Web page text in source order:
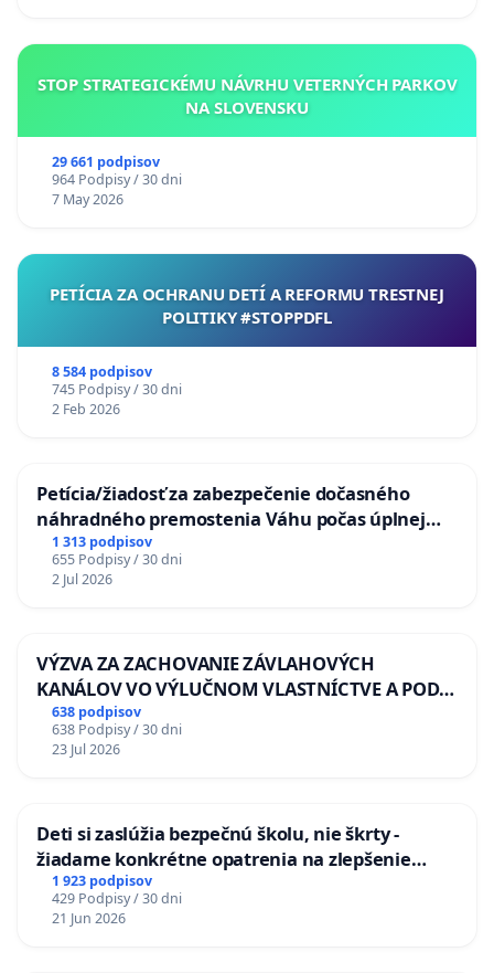
STOP STRATEGICKÉMU NÁVRHU VETERNÝCH PARKOV
NA SLOVENSKU
29 661 podpisov
964 Podpisy / 30 dni
7 May 2026
PETÍCIA ZA OCHRANU DETÍ A REFORMU TRESTNEJ
POLITIKY #STOPPDFL
8 584 podpisov
745 Podpisy / 30 dni
2 Feb 2026
Petícia/žiadosť za zabezpečenie dočasného
náhradného premostenia Váhu počas úplnej
uzávery Vážskeho mosta v Komárne
1 313 podpisov
655 Podpisy / 30 dni
2 Jul 2026
VÝZVA ZA ZACHOVANIE ZÁVLAHOVÝCH
KANÁLOV VO VÝLUČNOM VLASTNÍCTVE A POD
KONTROLOU SLOVENSKEJ REPUBLIKY & žiadosť
na riešenie zanedbaného stavu závlahových a
odvodňovacích kanálov na Slovensku
638 podpisov
638 Podpisy / 30 dni
23 Jul 2026
Deti si zaslúžia bezpečnú školu, nie škrty -
žiadame konkrétne opatrenia na zlepšenie
situácie v školstve
1 923 podpisov
429 Podpisy / 30 dni
21 Jun 2026